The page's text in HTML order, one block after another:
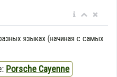
языках (начиная с самых
Porsche Cayenne